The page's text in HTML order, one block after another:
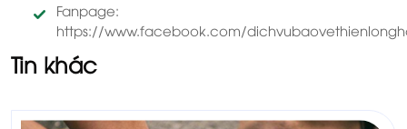
Fanpage:
https://www.facebook.com/
Tin khác